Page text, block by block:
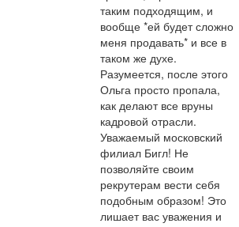
таким подходящим, и
вообще *ей будет сложно
меня продавать* и все в
таком же духе.
Разумеется, после этого
Ольга просто пропала,
как делают все вруны
кадровой отрасли.
Уважаемый московский
филиал Бигл! Не
позволяйте своим
рекрутерам вести себя
подобным образом! Это
лишает вас уважения и